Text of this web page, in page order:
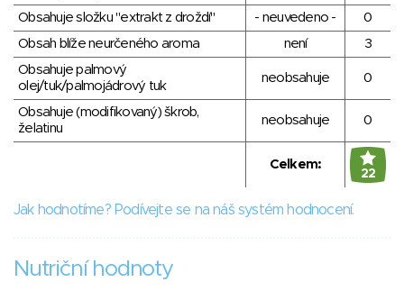
Obsahuje složku "extrakt z droždí"
- neuvedeno -
0
Obsah blíže neurčeného aroma
není
3
Obsahuje palmový
olej/tuk/palmojádrový tuk
neobsahuje 0
Obsahuje (modifikovaný) škrob,
želatinu
neobsahuje 0
Celkem:
22
Jak hodnotíme? Podívejte se na náš systém hodnocení.
Nutriční hodnoty